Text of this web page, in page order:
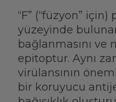
“F” (“füzyon”
yüzeyinde
bağlanmasını
epitoptur. Aynı
virülansının
bir koruyucu